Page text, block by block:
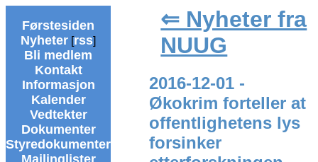
Førstesiden
Nyheter [rss]
Bli medlem
Kontakt
Informasjon
Kalender
Vedtekter
Dokumenter
Styredokumenter
Mailinglister
⇐ Nyheter fra
NUUG
2016-12-01 -
Økokrim forteller at
offentlighetens lys
forsinker